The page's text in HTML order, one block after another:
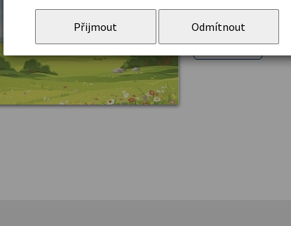
Podívejte se, kam
Číst více
Přijmout Odmítnout